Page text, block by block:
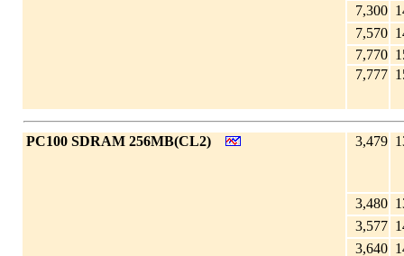
7,300
7,570
7,770
7,777
PC100 SDRAM 256MB(CL2) 3,479
3,480
3,577
3,640